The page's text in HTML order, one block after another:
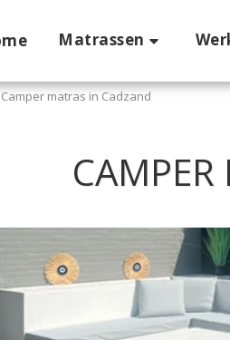
Matrassen
Camper matras in Cadzand